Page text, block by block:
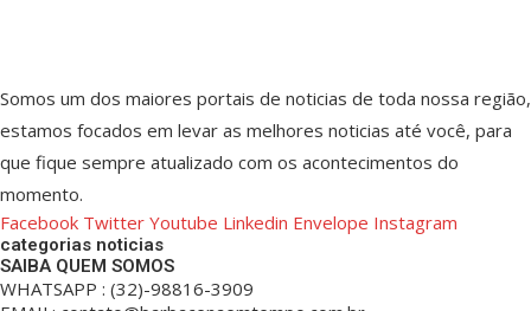
Somos um dos maiores portais de noticias de toda nossa região,
estamos focados em levar as melhores noticias até você, para
que fique sempre atualizado com os acontecimentos do
momento.
Facebook Twitter Youtube Linkedin Envelope Instagram
categorias noticias
SAIBA QUEM SOMOS
WHATSAPP : (32)-98816-3909